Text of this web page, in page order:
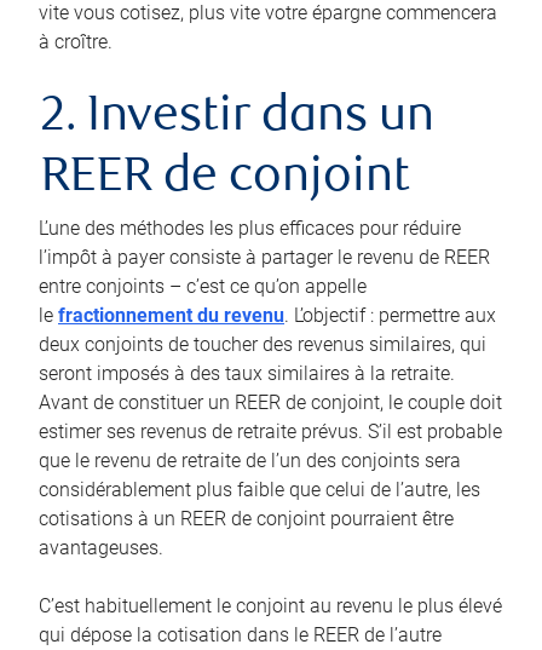
vite vous cotisez, plus vite votre épargne commencera
à croître.
2. Investir dans un
REER de conjoint
L’une des méthodes les plus efficaces pour réduire
l’impôt à payer consiste à partager le revenu de REER
entre conjoints – c’est ce qu’on appelle
le fractionnement du revenu. L’objectif : permettre aux
deux conjoints de toucher des revenus similaires, qui
seront imposés à des taux similaires à la retraite.
Avant de constituer un REER de conjoint, le couple doit
estimer ses revenus de retraite prévus. S’il est probable
que le revenu de retraite de l’un des conjoints sera
considérablement plus faible que celui de l’autre, les
cotisations à un REER de conjoint pourraient être
avantageuses.
C’est habituellement le conjoint au revenu le plus élevé
qui dépose la cotisation dans le REER de l’autre